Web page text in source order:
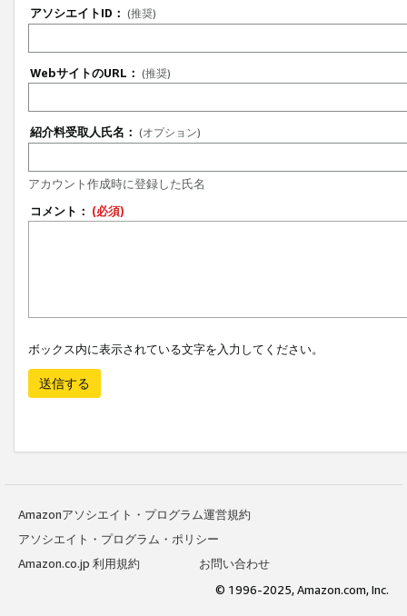
アソシエイトID： (推奨)
WebサイトのURL： (推奨)
紹介料受取人氏名： (オプション)
アカウント作成時に登録した氏名
コメント： (必須)
ボックス内に表示されている文字を入力してください。
送信する
Amazonアソシエイト・プログラム運営規約
アソシエイト・プログラム・ポリシー
Amazon.co.jp 利用規約
お問い合わせ
© 1996-2025, Amazon.com, Inc.